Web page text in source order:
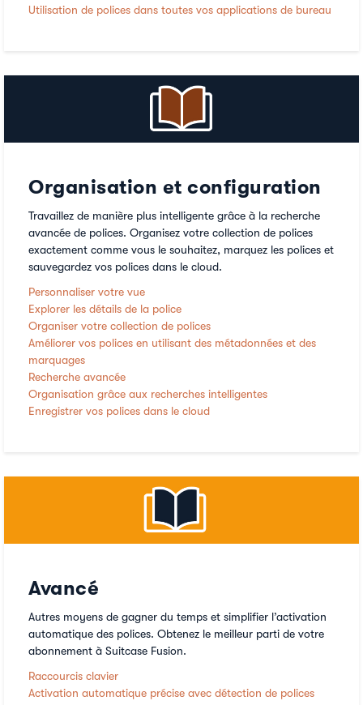
Utilisation de polices dans toutes vos applications de bureau
Organisation et configuration
Travaillez de manière plus intelligente grâce à la recherche
avancée de polices. Organisez votre collection de polices
exactement comme vous le souhaitez, marquez les polices et
sauvegardez vos polices dans le cloud.
Personnaliser votre vue
Explorer les détails de la police
Organiser votre collection de polices
Améliorer vos polices en utilisant des métadonnées et des
marquages
Recherche avancée
Organisation grâce aux recherches intelligentes
Enregistrer vos polices dans le cloud
Avancé
Autres moyens de gagner du temps et simplifier l’activation
automatique des polices. Obtenez le meilleur parti de votre
abonnement à Suitcase Fusion.
Raccourcis clavier
Activation automatique précise avec détection de polices